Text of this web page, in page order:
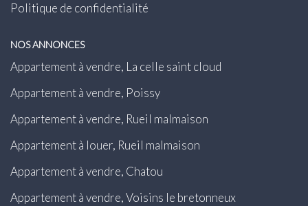
Politique de confidentialité
NOS ANNONCES
Appartement à vendre, La celle saint cloud
Appartement à vendre, Poissy
Appartement à vendre, Rueil malmaison
Appartement à louer, Rueil malmaison
Appartement à vendre, Chatou
Appartement à vendre, Voisins le bretonneux